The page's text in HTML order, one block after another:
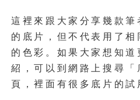
這裡來跟大家分享幾款筆
的底片，但不代表用了相
的色彩。如果大家想知道
紹，可以到網路上搜尋「
頁，裡面有很多底片的試